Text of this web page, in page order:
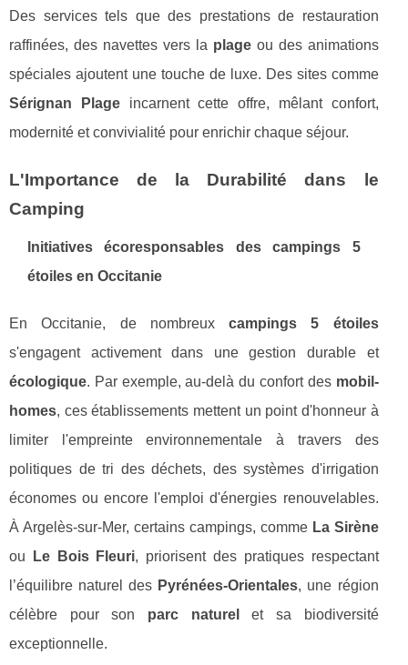
Des services tels que des prestations de restauration
raffinées, des navettes vers la plageou des animations
spéciales ajoutent une touche de luxe. Des sites comme
Sérignan Plageincarnent cette offre, mêlant confort,
modernité et convivialité pour enrichir chaque séjour.
L'Importance de la Durabilité dans le
Camping
Initiatives écoresponsables des campings 5
étoiles en Occitanie
En Occitanie, de nombreuxcampings 5 étoiles
s'engagent activement dans une gestion durable et
écologique. Par exemple, au-delà du confort des mobil-
homes, ces établissements mettent un point d'honneur à
limiter l'empreinte environnementale à travers des
politiques de tri des déchets, des systèmes d'irrigation
économes ou encore l'emploi d'énergies renouvelables.
À Argelès-sur-Mer, certains campings, comme La Sirène
ou
Le Bois Fleuri, priorisent des pratiques respectant
l’équilibre naturel des Pyrénées-Orientales, une région
célèbre pour son parc naturel
et sa biodiversité
exceptionnelle.